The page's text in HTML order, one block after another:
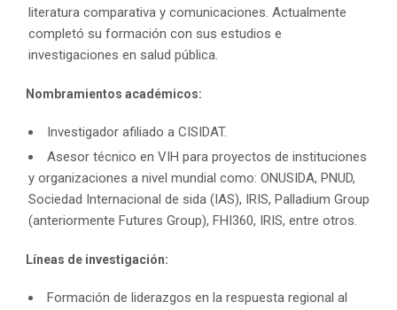
literatura comparativa y comunicaciones. Actualmente
completó su formación con sus estudios e
investigaciones en salud pública.
Nombramientos académicos:
Investigador afiliado a CISIDAT.
Asesor técnico en VIH para proyectos de instituciones
y organizaciones a nivel mundial como: ONUSIDA, PNUD,
Sociedad Internacional de sida (IAS), IRIS, Palladium Group
(anteriormente Futures Group), FHI360, IRIS, entre otros.
Líneas de investigación:
Formación de liderazgos en la respuesta regional al